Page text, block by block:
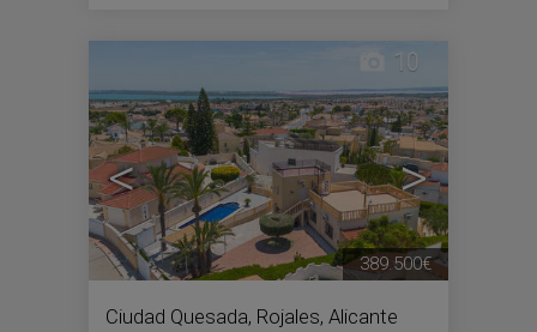
< >
10
Ciudad Quesada, Rojales, Alicante
389.500€